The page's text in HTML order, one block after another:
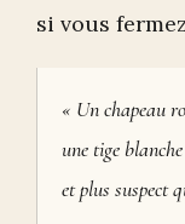
si vous
« Un chapeau
une tige
et plus suspect